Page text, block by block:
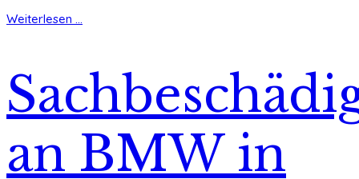
Weiterlesen ...
an BMW in